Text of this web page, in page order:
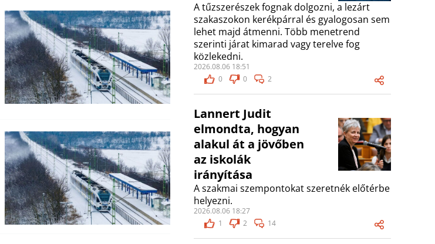
A tűzszerészek fognak dolgozni, a lezárt
szakaszokon kerékpárral és gyalogosan sem
lehet majd átmenni. Több menetrend
szerinti járat kimarad vagy terelve fog
közlekedni.
2026.08.06 18:51
0
0 2
Lannert Judit
elmondta, hogyan
alakul át a jövőben
az iskolák
irányítása
A szakmai szempontokat szeretnék előtérbe
helyezni.
2026.08.06 18:27
1
2 14